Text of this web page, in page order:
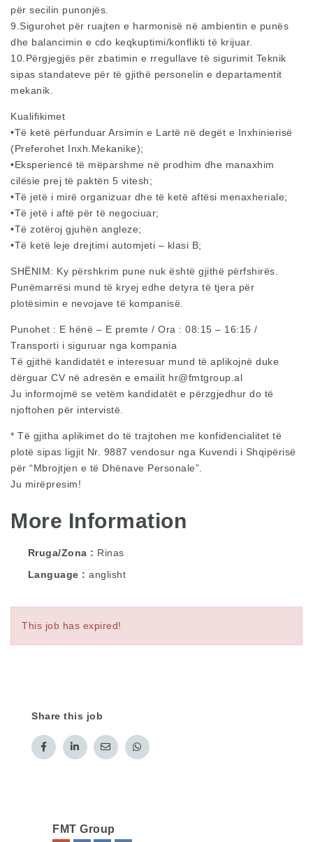
për secilin punonjës.
9.Sigurohet për ruajten e harmonisë në ambientin e punës
dhe balancimin e cdo keqkuptimi/konflikti të krijuar.
10.Përgjegjës për zbatimin e rregullave të sigurimit Teknik
sipas standateve për të gjithë personelin e departamentit
mekanik.
Kualifikimet
•Të ketë përfunduar Arsimin e Lartë në degët e Inxhinierisë
(Preferohet Inxh.Mekanike);
•Eksperiencë të mëparshme në prodhim dhe manaxhim
cilësie prej të paktën 5 vitesh;
•Të jetë i mirë organizuar dhe të ketë aftësi menaxheriale;
•Të jetë i aftë për të negociuar;
•Të zotëroj gjuhën angleze;
•Të ketë leje drejtimi automjeti – klasi B;
SHËNIM: Ky përshkrim pune nuk është gjithë përfshirës.
Punëmarrësi mund të kryej edhe detyra të tjera për
plotësimin e nevojave të kompanisë.
Punohet : E hënë – E premte / Ora : 08:15 – 16:15 /
Transporti i siguruar nga kompania
Të gjithë kandidatët e interesuar mund të aplikojnë duke
dërguar CV në adresën e emailit hr@fmtgroup.al
Ju informojmë se vetëm kandidatët e përzgjedhur do të
njoftohen për intervistë.
* Të gjitha aplikimet do të trajtohen me konfidencialitet të
plotë sipas ligjit Nr. 9887 vendosur nga Kuvendi i Shqipërisë
për “Mbrojtjen e të Dhënave Personale”.
Ju mirëpresim!
More Information
Rruga/Zona
Rinas
Language
anglisht
This job has expired!
Share this job
FMT Group